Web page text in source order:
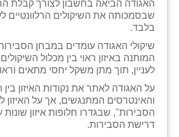
האגודה הביאה בחשבון לצורך קבלת
שבסמכותה את השיקולים הרלוונטיים
בלבד.
שיקולי האגודה עומדים במבחן
המותנה באיזון ראוי בין מכלול
לעניין, תוך מתן משקל יחסי מתאים
על האגודה לאתר את נקודות האיזון בין
והאינטרסים המתנגשים, אך על
הסבירות", שבגדרו חלופות איזון שונות
דרישת הסבירות.
זוהר
הדר עם
חבצלת השרון
חמרה
חרב לאת